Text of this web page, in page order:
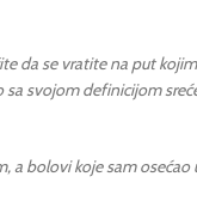
da se vratite na put
svojom definicijom
a bolovi koje sam osećao